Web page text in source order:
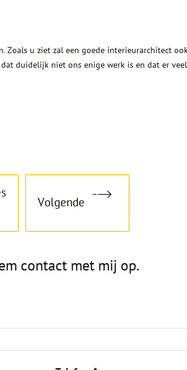
Zoals u ziet zal een goede interieurarchitect
duidelijk niet ons enige werk is en dat er
Volgende
contact met mij op.